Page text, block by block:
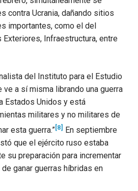
contra Ucrania, dañando sitios
importantes, como el del
Infraestructura, entre
del Instituto para el Estudio
ve a sí misma librando una guerra
Estados Unidos y está
militares y no militares de
esta guerra.”[8] En septiembre
que el ejército ruso estaba
su preparación para incrementar
ganar guerras híbridas en